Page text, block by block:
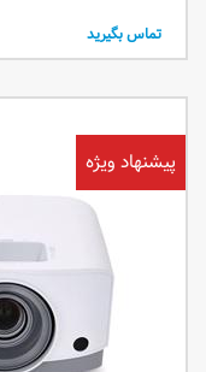
تماس بگیرید
پیشنهاد ویژه